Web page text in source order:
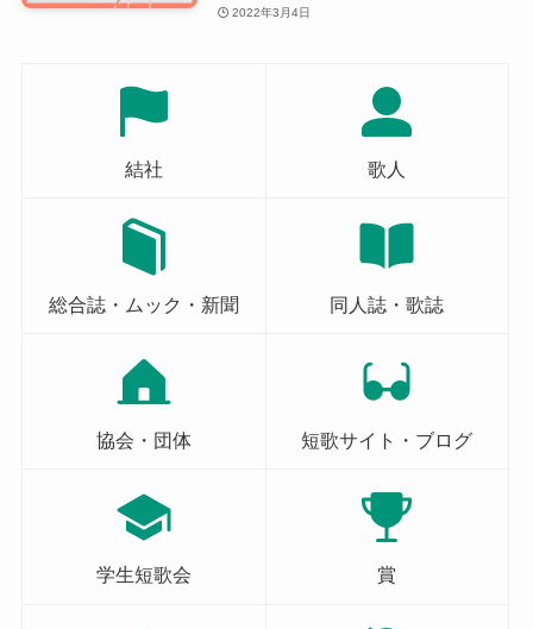
2022年3月4日
結社 歌人
総合誌・ムック・新聞 同人誌・歌誌
協会・団体 短歌サイト・ブログ
学生短歌会 賞